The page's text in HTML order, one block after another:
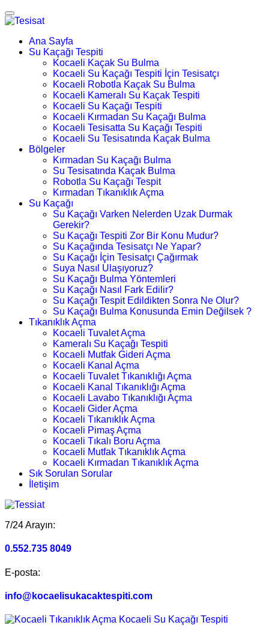
Ana Sayfa
Su Kaçağı Tespiti
Kocaeli Kaçak Su Bulma
Kocaeli Su Kaçağı Tespiti İçin Tesisatçı
Kocaeli Robotla Kaçak Su Bulma
Kocaeli Kameralı Su Kaçak Tespiti
Kocaeli Su Kaçağı Tespiti
Kocaeli Kırmadan Su Kaçağı Bulma
Kocaeli Tesisatta Su Kaçağı Tespiti
Kocaeli Su Tesisatında Kaçak Bulma
Bölgeler
Kırmadan Su Kaçağı Bulma
Su Tesisatında Kaçak Bulma
Robotla Su Kaçağı Tespit
Kırmadan Tıkanıklık Açma
Su Kaçağı
Su Kaçağı Varken Nelerden Uzak Durmak
Gerekir?
Su Kaçağı Tespiti Zor Bir Konu Mudur?
Su Kaçağında Tesisatçı Ne Yapar?
Su Kaçağı İçin Tesisatçı Çağırmak
Suya Nasıl Ulaşıyoruz?
Su Kaçağı Bulma Yöntemleri
Su Kaçağı Nasıl Fark Edilir?
Su Kaçağı Tespit Edildikten Sonra Ne Olur?
Su Kaçağı Bulma Konusunda Emin Değilsek ?
Tıkanıklık Açma
Kocaeli Tuvalet Açma
Kameralı Su Kaçağı Tespiti
Kocaeli Mutfak Gideri Açma
Kocaeli Kanal Açma
Kocaeli Tuvalet Tıkanıklığı Açma
Kocaeli Kanal Tıkanıklığı Açma
Kocaeli Lavabo Tıkanıklığı Açma
Kocaeli Gider Açma
Kocaeli Tıkanıklık Açma
Kocaeli Pimaş Açma
Kocaeli Tıkalı Boru Açma
Kocaeli Mutfak Tıkanıklık Açma
Kocaeli Kırmadan Tıkanıklık Açma
Sık Sorulan Sorular
İletişim
7/24 Arayın:
0.552.735 8049
E-posta:
info@kocaelisukacaktespiti.com